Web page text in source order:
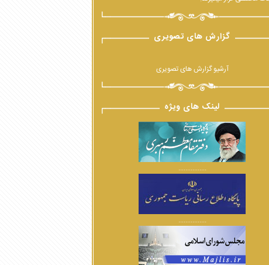
گزارش های تصویری
آرشیو گزارش های تصویری
لینک های ویژه
................
................